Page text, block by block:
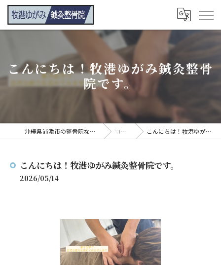
こんにちは！牧港ゆがみ鍼灸整骨
院です。
沖縄県浦添市の整骨院なら牧港ゆがみ鍼灸整骨院 コンテンツ こんにちは！牧港ゆがみ鍼灸整骨院です。
こんにちは！牧港ゆがみ鍼灸整骨院です。
2026/05/14